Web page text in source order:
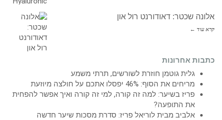
אלונה שכטר: דאודורנט רול און
קרא עוד ←
כתבות אחרונות
גלית גוטמן חוזרת לשורשים, תרתי משמע
מריחים את הסוף: 46% יפסלו אתכם על חולצה מיוזעת
פריז בשיער: למה זה קורה, למי זה קורה ואיך אפשר להפחית
את התופעה?
אלביב מבית לוריאל פריז: סדרת מסכות שיער חדשה